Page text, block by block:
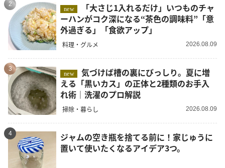
2
new
ーハンがコク深になる“茶色の調味料”「意
外過ぎる」「食欲アップ」
料理・グルメ 2026.08.09
3
new
気づけば槽の裏にびっしり。夏に増
える「黒いカス」の正体と2種類のお手入
れ術｜洗濯のプロ解説
掃除・暮らし 2026.08.09
4
ジャムの空き瓶を捨てる前に！家じゅうに
置いて使いたくなるアイデア3つ。